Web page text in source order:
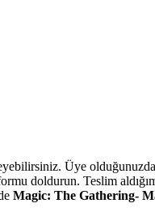
Üye
doldurun. Teslim
Magic: The Gathering-